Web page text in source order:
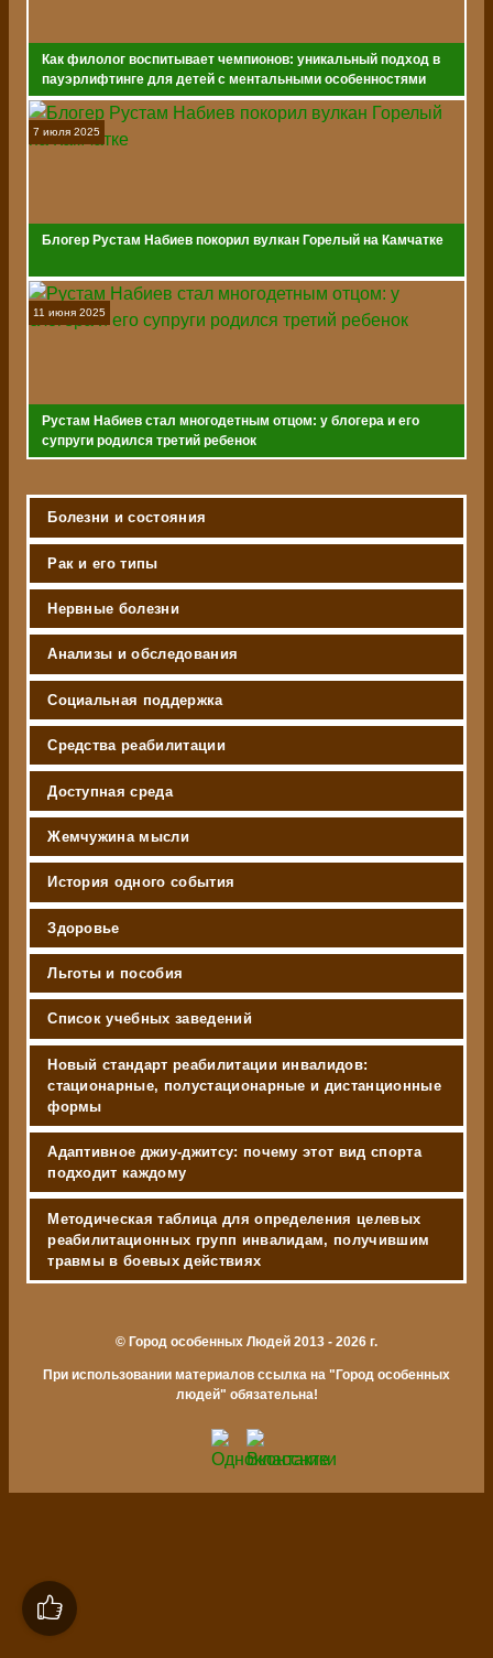
Как филолог воспитывает чемпионов: уникальный подход в
пауэрлифтинге для детей с ментальными особенностями
7 июля 2025
Блогер Рустам Набиев покорил вулкан Горелый на Камчатке
11 июня 2025
Рустам Набиев стал многодетным отцом: у блогера и его
супруги родился третий ребенок
Болезни и состояния
Рак и его типы
Нервные болезни
Анализы и обследования
Социальная поддержка
Средства реабилитации
Доступная среда
Жемчужина мысли
История одного события
Здоровье
Льготы и пособия
Список учебных заведений
Новый стандарт реабилитации инвалидов:
стационарные, полустационарные и дистанционные
формы
Адаптивное джиу-джитсу: почему этот вид спорта
подходит каждому
Методическая таблица для определения целевых
реабилитационных групп инвалидам, получившим
травмы в боевых действиях
© Город особенных Людей 2013 - 2026 г.
При использовании материалов ссылка на "Город особенных
людей" обязательна!